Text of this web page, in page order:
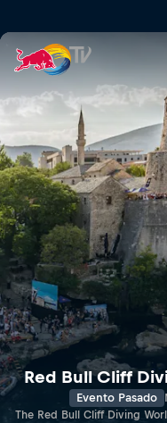
Red Bull
Red Bull Cliff
Evento Pasado
The Red Bull Cliff Diving